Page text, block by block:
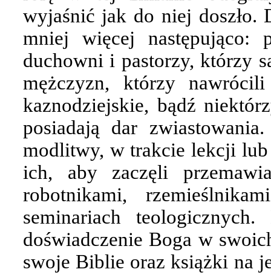
wyjaśnić jak do niej doszło.
mniej więcej następująco:
duchowni i pastorzy, którzy
mężczyzn, którzy
kaznodziejskie, bądź
posiadają dar
modlitwy, w trakcie lekcji lub
ich, aby zaczęli
robotnikami,
seminariach
doświadczenie Boga w
swoje Biblie oraz książki na